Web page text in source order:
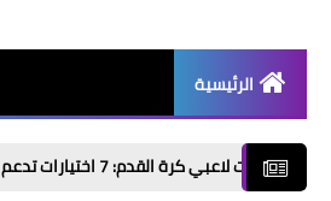
الرئيسية
اختيارات تدعم الطاقة والتعافي قبل وبعد التمرين